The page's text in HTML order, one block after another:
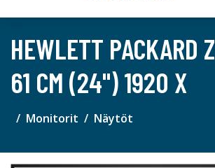
HEWLETT PACKARD
61 CM (24") 1920 X
Monitorit Näytöt